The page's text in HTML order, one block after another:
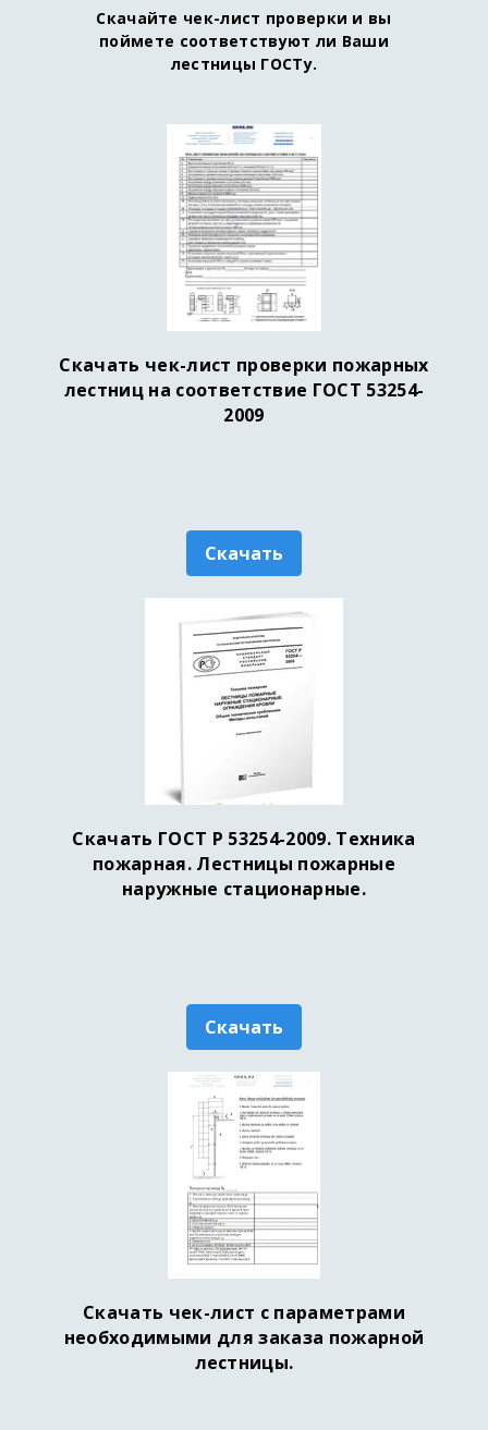
Скачайте чек-лист проверки и вы
поймете соответствуют ли Ваши
лестницы ГОСТу.
Скачать чек-лист проверки пожарных
лестниц на соответствие ГОСТ 53254-
2009
Скачать
Скачать ГОСТ Р 53254-2009. Техника
пожарная. Лестницы пожарные
наружные стационарные.
Скачать
Скачать чек-лист с параметрами
необходимыми для заказа пожарной
лестницы.